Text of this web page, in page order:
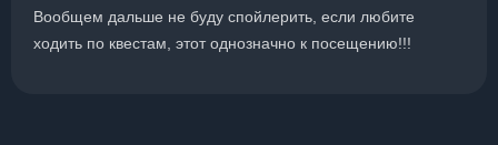
Вообщем дальше не буду спойлерить, если любите
ходить по квестам, этот однозначно к посещению!!!